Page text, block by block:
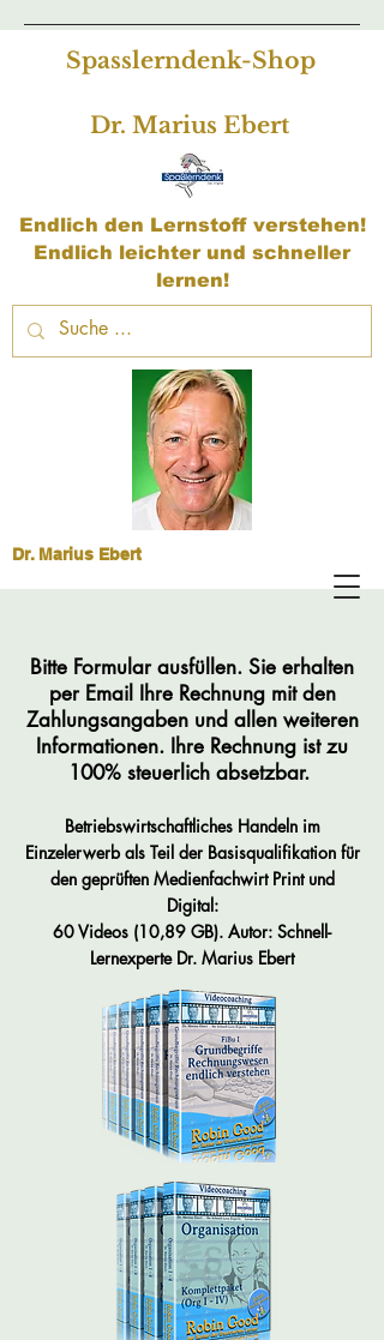
Spasslerndenk-Shop
Dr. Marius Ebert
Endlich den Lernstoff verstehen!
Endlich leichter und schneller
lernen!
Dr. Marius Ebert
Bitte Formular ausfüllen. Sie erhalten
per Email Ihre Rechnung mit den
Zahlungsangaben und allen weiteren
Informationen. Ihre Rechnung ist zu
100% steuerlich absetzbar.
Betriebswirtschaftliches Handeln im
Einzelerwerb als Teil der Basisqualifikation für
den geprüften Medienfachwirt Print und
Digital:
60 Videos (10,89 GB). Autor: Schnell-
Lernexperte Dr. Marius Ebert